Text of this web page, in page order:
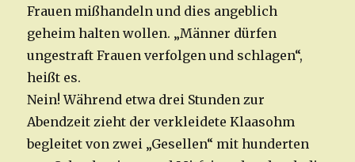
Frauen mißhandeln und dies angeblich
geheim halten wollen. „Männer dürfen
ungestraft Frauen verfolgen und schlagen“,
heißt es.
Nein! Während etwa drei Stunden zur
Abendzeit zieht der verkleidete Klaasohm
begleitet von zwei „Gesellen“ mit hunderten